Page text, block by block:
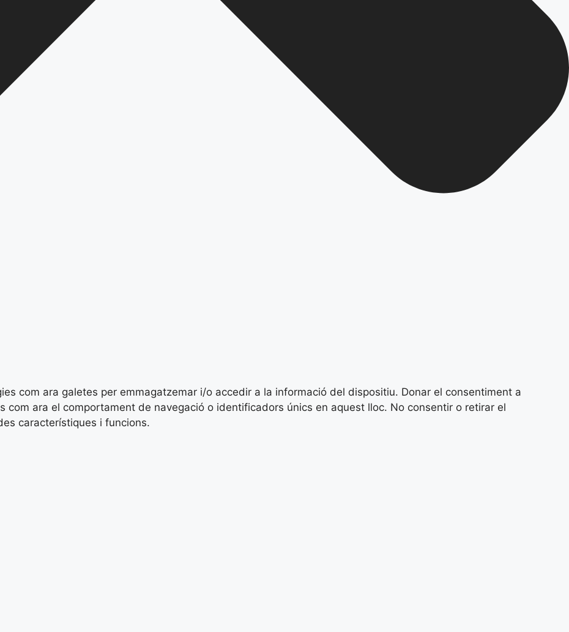
com ara galetes per emmagatzemar i/o accedir a la informació del dispositiu. Donar el consentiment a
com ara el comportament de navegació o identificadors únics en aquest lloc. No consentir o retirar el
característiques i funcions.